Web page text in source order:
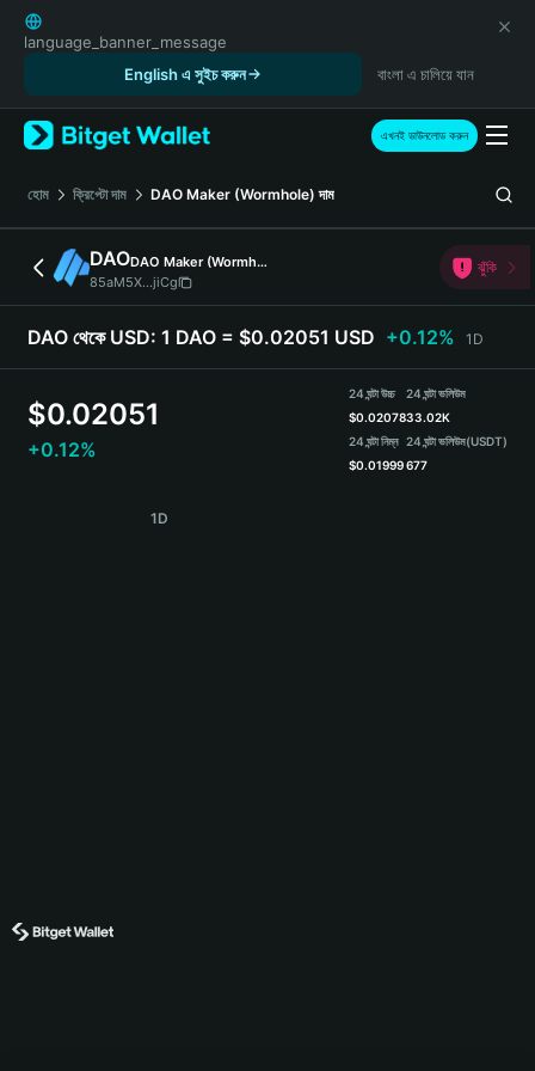
English
日本語
Русский
Español (Latinoamérica)
Türkçe
Italiano
Deutsch
简体中文
繁體中文
Português (Portugal)
हिन्दी
Español (Argentina)
language_banner_message
English এ সুইচ করুন
বাংলা এ চালিয়ে যান
এখনই ডাউনলোড করুন
হোম ক্রিপ্টো দাম DAO Maker (Wormhole) দাম
DAO
DAO Maker (Wormhole)
85aM5X...jiCg
ঝুঁকি
DAO থেকে USD: 1 DAO = $0.02051 USD +0.12% 1D
$0.02051
+0.12%
24 ঘন্টা উচ্চ
$0.02078
24 ঘন্টা নিম্ন
$0.01999
24 ঘন্টা ভলিউম
33.02K
24 ঘন্টা ভলিউম(USDT)
677
1D